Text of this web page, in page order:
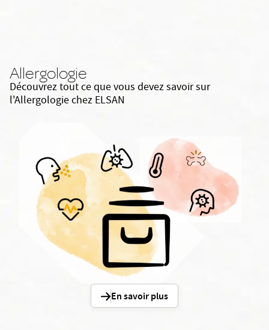
Allergologie
Découvrez tout ce que vous devez savoir sur
l'Allergologie chez ELSAN
En savoir plus